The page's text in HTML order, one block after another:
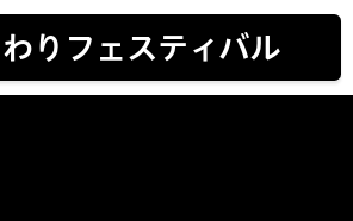
りフェスティバル